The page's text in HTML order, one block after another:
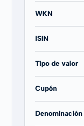
20 años
WKN
ISIN
Tipo de valor
Cupón
Denominación